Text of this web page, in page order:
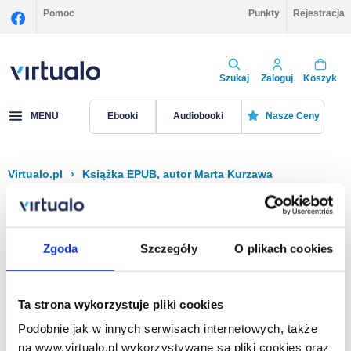
Zgoda Szczegóły O plikach cookies
Ta strona wykorzystuje pliki cookies
Podobnie jak w innych serwisach internetowych, także
na www.virtualo.pl wykorzystywane są pliki cookies oraz
Pomoc Punkty Rejestracja
Szukaj Zaloguj Koszyk
MENU Ebooki Audiobooki Nasze Ceny
Virtualo.pl › Książka EPUB, autor Marta Kurzawa
Filtruj Sortuj
Na stronie